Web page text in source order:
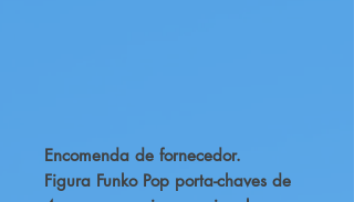
Encomenda de fornecedor.
Figura Funko Pop porta-chaves de